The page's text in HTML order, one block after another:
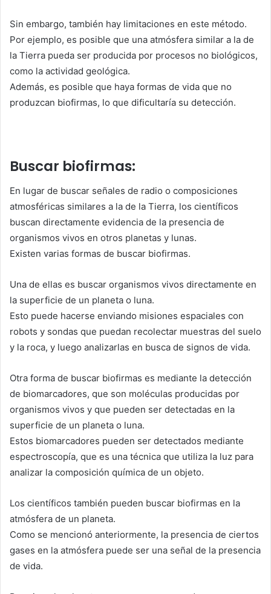
Sin embargo, también hay limitaciones en este método.
Por ejemplo, es posible que una atmósfera similar a la de
la Tierra pueda ser producida por procesos no biológicos,
como la actividad geológica.
Además, es posible que haya formas de vida que no
produzcan biofirmas, lo que dificultaría su detección.
Buscar biofirmas:
En lugar de buscar señales de radio o composiciones
atmosféricas similares a la de la Tierra, los científicos
buscan directamente evidencia de la presencia de
organismos vivos en otros planetas y lunas.
Existen varias formas de buscar biofirmas.
Una de ellas es buscar organismos vivos directamente en
la superficie de un planeta o luna.
Esto puede hacerse enviando misiones espaciales con
robots y sondas que puedan recolectar muestras del suelo
y la roca, y luego analizarlas en busca de signos de vida.
Otra forma de buscar biofirmas es mediante la detección
de biomarcadores, que son moléculas producidas por
organismos vivos y que pueden ser detectadas en la
superficie de un planeta o luna.
Estos biomarcadores pueden ser detectados mediante
espectroscopía, que es una técnica que utiliza la luz para
analizar la composición química de un objeto.
Los científicos también pueden buscar biofirmas en la
atmósfera de un planeta.
Como se mencionó anteriormente, la presencia de ciertos
gases en la atmósfera puede ser una señal de la presencia
de vida.